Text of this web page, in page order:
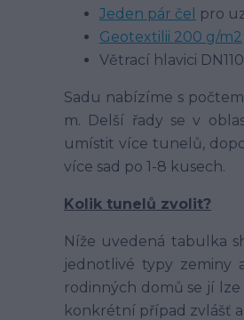
Jeden pár čel
pro
Geotextilii 200 g/m2
Větrací hlavici
Sadu nabízíme s
m. Delší řady se v
umístit více tunelů,
více sad po 1-8 kusech.
Kolik tunelů zvolit?
Níže uvedená tabulka
jednotlivé typy zeminy
rodinných domů se jí
konkrétní případ zvlášť